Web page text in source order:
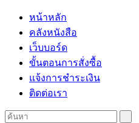
หน้าหลัก
คลังหนังสือ
เว็บบอร์ด
ขั้นตอนการสั่งซื้อ
แจ้งการชำระเงิน
ติดต่อเรา